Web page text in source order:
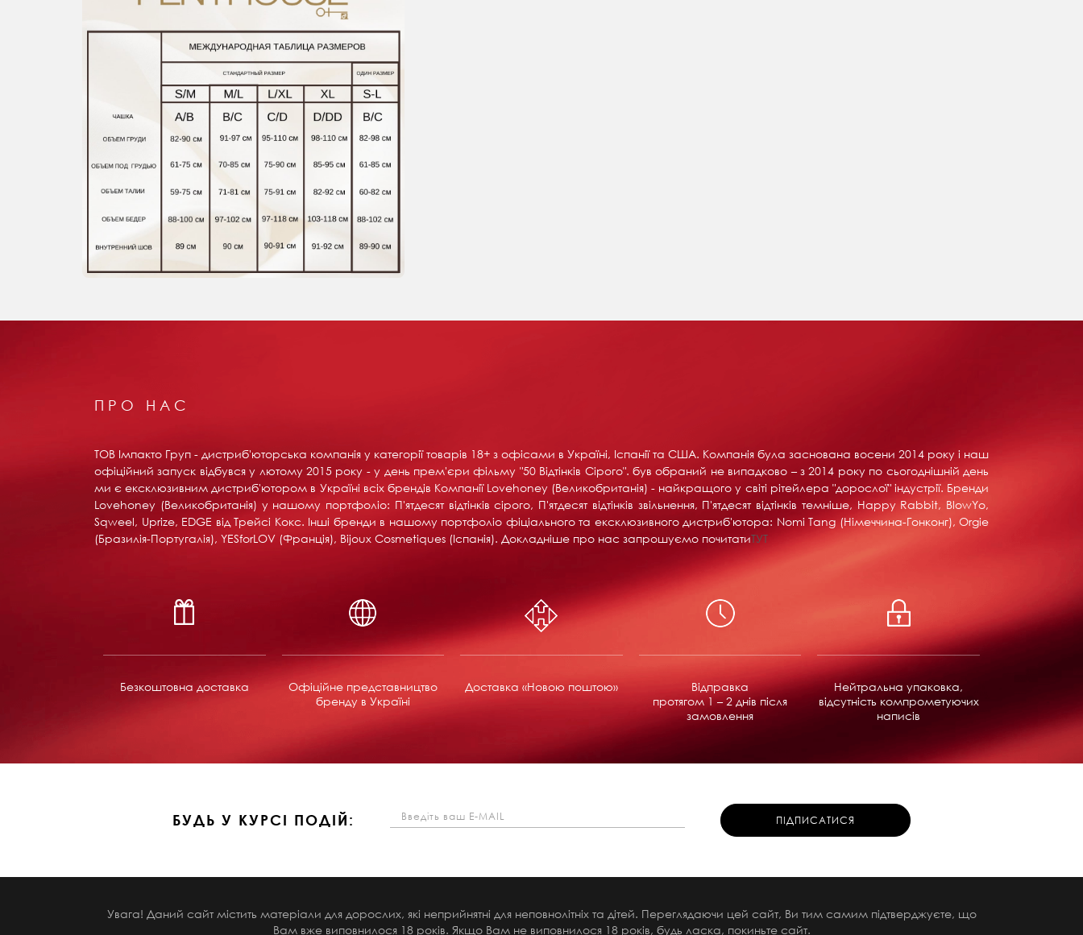
ПРО НАС
ТОВ Імпакто Груп - дистриб'юторська компанія у категорії товарів 18+ ​​з офісами в Україні, Іспанії та США. Компанія була заснована восени 2014 року і наш
офіційний запуск відбувся у лютому 2015 року - у день прем'єри фільму "50 Відтінків Сірого". був обраний не випадково – з 2014 року по сьогоднішній день
ми є ексклюзивним дистриб'ютором в Україні всіх брендів Компанії Lovehoney (Великобританія) - найкращого у світі рітейлера "дорослої" індустрії. Бренди
Lovehoney (Великобританія) у нашому портфоліо: П'ятдесят відтінків сірого, П'ятдесят відтінків звільнення, П'ятдесят відтінків темніше, Happy Rabbit, BlowYo,
Sqweel, Uprize, EDGE від Трейсі Кокс. Інші бренди в нашому портфоліо фіціального та ексклюзивного дистриб'ютора: Nomi Tang (Німеччина-Гонконг), Orgie
(Бразилія-Португалія), YESforLOV (Франція), Bijoux Cosmetiques (Іспанія). Докладніше про нас запрошуємо почитатиТУТ
Безкоштовна доставка
Офіційне представництво
бренду в Україні
Доставка «Новою поштою»
Відправка
протягом 1 – 2 днів після
замовлення
Нейтральна упаковка,
відсутність компрометуючих
написів
БУДЬ У КУРСІ ПОДІЙ:
Увага! Даний сайт містить матеріали для дорослих, які неприйнятні для неповнолітніх та дітей. Переглядаючи цей сайт, Ви тим самим підтверджуєте, що
Вам вже виповнилося 18 років. Якщо Вам не виповнилося 18 років, будь ласка, покиньте сайт.